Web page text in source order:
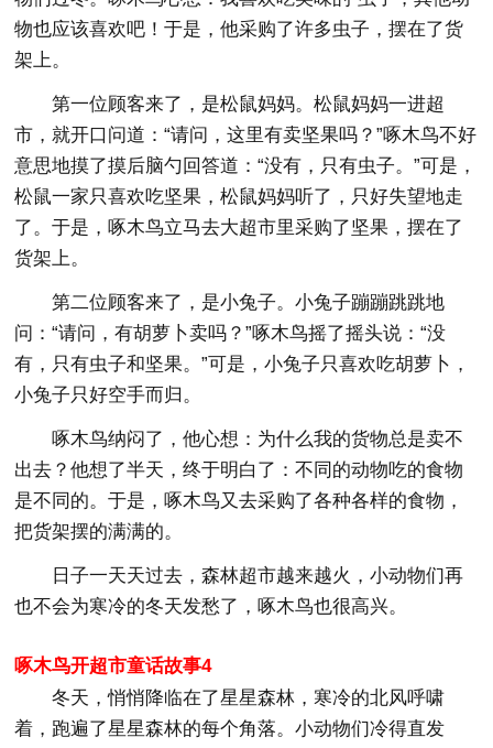
物也应该喜欢吧！于是，他采购了许多虫子，摆在了货
架上。
第一位顾客来了，是松鼠妈妈。松鼠妈妈一进超
市，就开口问道：“请问，这里有卖坚果吗？”啄木鸟不好
意思地摸了摸后脑勺回答道：“没有，只有虫子。”可是，
松鼠一家只喜欢吃坚果，松鼠妈妈听了，只好失望地走
了。于是，啄木鸟立马去大超市里采购了坚果，摆在了
货架上。
第二位顾客来了，是小兔子。小兔子蹦蹦跳跳地
问：“请问，有胡萝卜卖吗？”啄木鸟摇了摇头说：“没
有，只有虫子和坚果。”可是，小兔子只喜欢吃胡萝卜，
小兔子只好空手而归。
啄木鸟纳闷了，他心想：为什么我的货物总是卖不
出去？他想了半天，终于明白了：不同的动物吃的食物
是不同的。于是，啄木鸟又去采购了各种各样的食物，
把货架摆的满满的。
日子一天天过去，森林超市越来越火，小动物们再
也不会为寒冷的冬天发愁了，啄木鸟也很高兴。
啄木鸟开超市童话故事4
冬天，悄悄降临在了星星森林，寒冷的北风呼啸
着，跑遍了星星森林的每个角落。小动物们冷得直发